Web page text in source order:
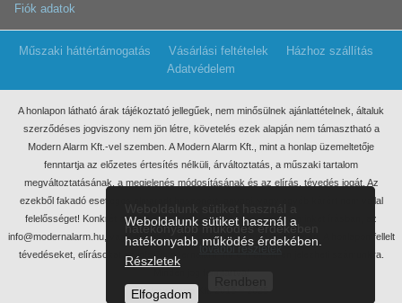
Fiók adatok
Műszaki háttértámogatás Vásárlási feltételek
Házhoz szállítás
Adatvédelem
A honlapon látható árak tájékoztató jellegűek, nem minősülnek ajánlattételnek, általuk
szerződéses jogviszony nem jön létre, követelés ezek alapján nem támasztható a
Modern Alarm Kft.-vel szemben. A Modern Alarm Kft., mint a honlap üzemeltetője
fenntartja az előzetes értesítés nélküli, árváltoztatás, a műszaki tartalom
megváltoztatásának, a megjelenés módosításának és az elírás, tévedés jogát. Az
ezekből fakadó esetleges elmaradt haszonért, anyagi, vagy egyéb kárért nem vállal
felelősséget! Konkrét ajánlatkérés miatt kérjük, keressen meg minket írásban, az
info@modernalarm.hu, vagy a rendeles@modernalarm.hu e-mail címen. A honlapon fellelt
tévedéseket, elírásokat az info@modernalarm.hu e-mail címen jelezheti számunkra.
Modern Alarm Kft. 2018 – 2025
hatékonyabb működés érdekében
további részletek
Weboldalunk sütiket használ a
hatékonyabb működés érdekében.
Részletek
Elfogadom